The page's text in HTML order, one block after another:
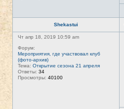
Shekastui
Чт апр 18, 2019 10:59 am
Форум:
Мероприятия, где участвовал клуб
(фото-архив)
Тема: Открытие сезона 21 апреля
Ответы: 34
Просмотры: 40100